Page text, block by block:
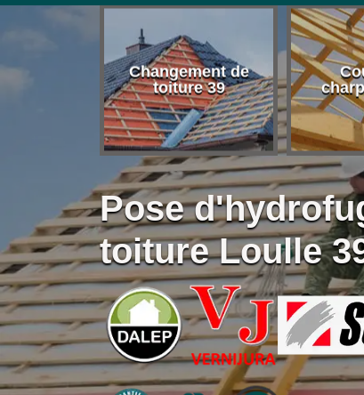
Changement de
toiture 39
Pose
toiture Loulle